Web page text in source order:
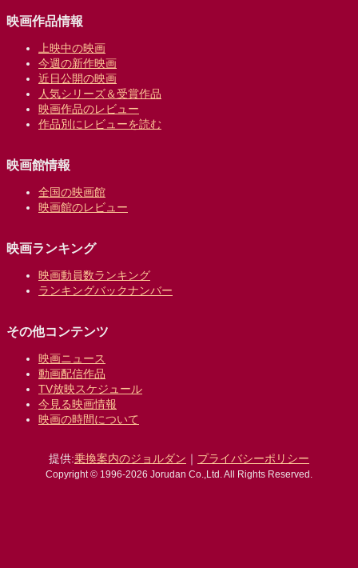
映画作品情報
上映中の映画
今週の新作映画
近日公開の映画
人気シリーズ＆受賞作品
映画作品のレビュー
作品別にレビューを読む
映画館情報
全国の映画館
映画館のレビュー
映画ランキング
映画動員数ランキング
ランキングバックナンバー
その他コンテンツ
映画ニュース
動画配信作品
TV放映スケジュール
今見る映画情報
映画の時間について
提供:乗換案内のジョルダン ｜ プライバシーポリシー
Copyright © 1996-2026 Jorudan Co.,Ltd. All Rights Reserved.